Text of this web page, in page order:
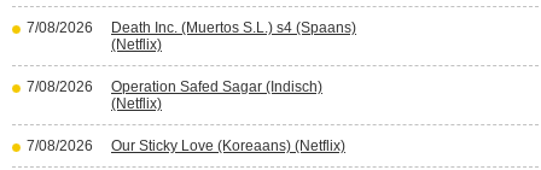
7/08/2026
Death Inc. (Muertos S.L.) s4 (Spaans)
(Netflix)
7/08/2026
Operation Safed Sagar (Indisch)
(Netflix)
7/08/2026 Our Sticky Love (Koreaans) (Netflix)